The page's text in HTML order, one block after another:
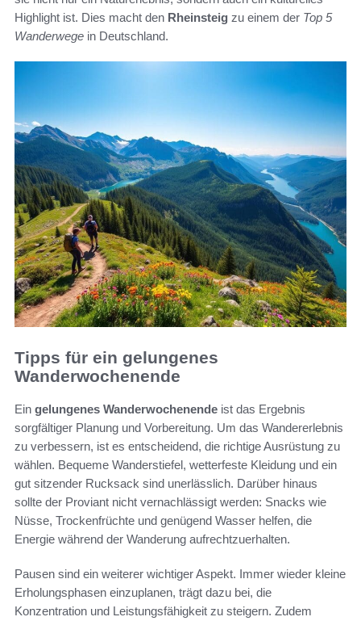
Highlight ist. Dies macht den Rheinsteig zu einem der Top 5
Wanderwege in Deutschland.
Tipps für ein gelungenes
Wanderwochenende
Ein gelungenes Wanderwochenende ist das Ergebnis
sorgfältiger Planung und Vorbereitung. Um das Wandererlebnis
zu verbessern, ist es entscheidend, die richtige Ausrüstung zu
wählen. Bequeme Wanderstiefel, wetterfeste Kleidung und ein
gut sitzender Rucksack sind unerlässlich. Darüber hinaus
sollte der Proviant nicht vernachlässigt werden: Snacks wie
Nüsse, Trockenfrüchte und genügend Wasser helfen, die
Energie während der Wanderung aufrechtzuerhalten.
Pausen sind ein weiterer wichtiger Aspekt. Immer wieder kleine
Erholungsphasen einzuplanen, trägt dazu bei, die
Konzentration und Leistungsfähigkeit zu steigern. Zudem